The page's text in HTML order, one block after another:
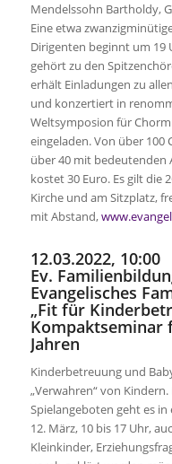
Mendelssohn Bartholdy,
Eine etwa
Dirigenten beginnt um 19
gehört zu den
erhält Einladungen zu
und konzertiert in
Weltsymposion für
eingeladen. Von über 100
über 40 mit bedeutenden
kostet 30 Euro. Es gilt die
Kirche und am Sitzplatz,
mit Abstand,
12.03.2022, 10:00
Ev.
Evangelisches
„Fit für
Kompaktseminar
Jahren
Kinderbetreuung und
„Verwahren“ von
Spielangeboten geht es
12. März, 10 bis 17 Uhr,
Kleinkinder,